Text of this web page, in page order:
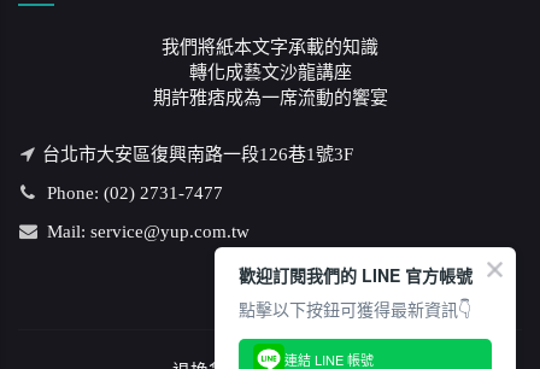
我們將紙本文字承載的知識
轉化成藝文沙龍講座
期許雅痞成為一席流動的饗宴
台北市大安區復興南路一段126巷1號3F
Phone: (02) 2731-7477
Mail: service@yup.com.tw
歡迎訂閱我們的 LINE 官方帳號
點擊以下按鈕可獲得最新資訊👇
連結 LINE 帳號